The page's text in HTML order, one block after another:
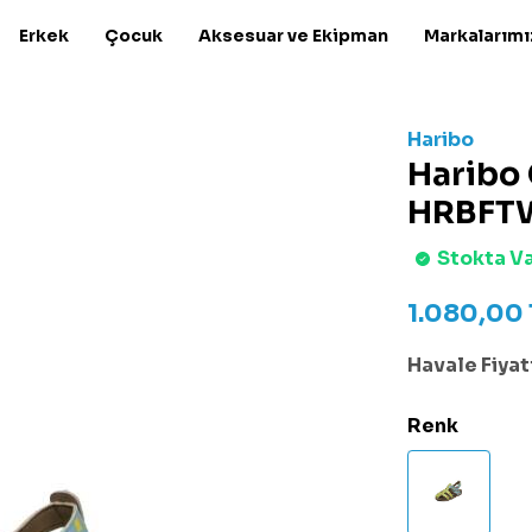
Erkek Çocuk Aksesuar ve Ekipman
Haribo
Haribo
Stokta
1.080,00
Havale
Renk